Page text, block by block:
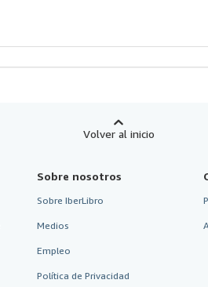
Volver al inicio
Sobre nosotros
Sobre IberLibro
Medios
Empleo
Política de Privacidad